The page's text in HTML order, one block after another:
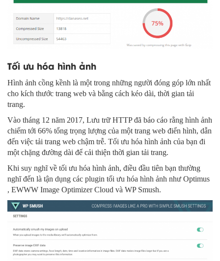
Tối ưu hóa hình ảnh
Hình ảnh cồng kềnh là một trong những người đóng góp lớn nhất
cho kích thước trang web và bằng cách kéo dài, thời gian tải
trang.
Vào tháng 12 năm 2017, Lưu trữ HTTP đã báo cáo rằng hình ảnh
chiếm tới 66% tổng trọng lượng của một trang web điển hình, dẫn
đến việc tải trang web chậm trễ. Tối ưu hóa hình ảnh của bạn đi
một chặng đường dài để cải thiện thời gian tải trang.
Khi suy nghĩ về tối ưu hóa hình ảnh, điều đầu tiên bạn thường
nghĩ đến là tận dụng các plugin tối ưu hóa hình ảnh như Optimus
, EWWW Image Optimizer Cloud và WP Smush.